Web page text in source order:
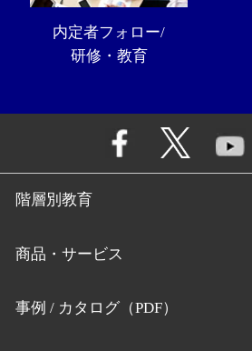
内定者フォロー/
研修・教育
階層別教育
商品・サービス
事例 / カタログ（PDF）